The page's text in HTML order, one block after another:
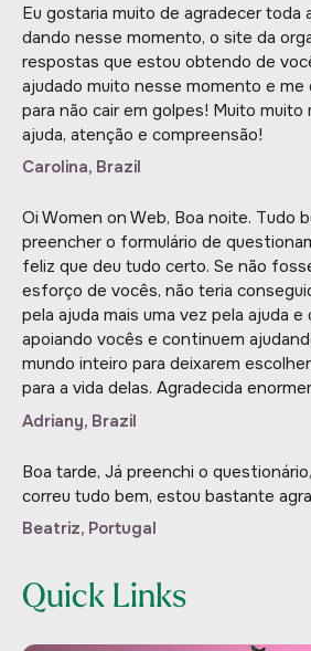
Eu gostaria muito de agradecer toda
dando nesse momento, o site da
respostas que estou obtendo de
ajudado muito nesse momento e me
para não cair em golpes! Muito muito
ajuda, atenção e compreensão!
Carolina, Brazil
Oi Women on Web, Boa noite. Tudo
preencher o formulário de
feliz que deu tudo certo. Se não
esforço de vocês, não teria
pela ajuda mais uma vez pela ajuda e
apoiando vocês e continuem
mundo inteiro para deixarem
para a vida delas. Agradecida
Adriany, Brazil
Boa tarde, Já preenchi o
correu tudo bem, estou bastante
Beatriz, Portugal
Quick Links